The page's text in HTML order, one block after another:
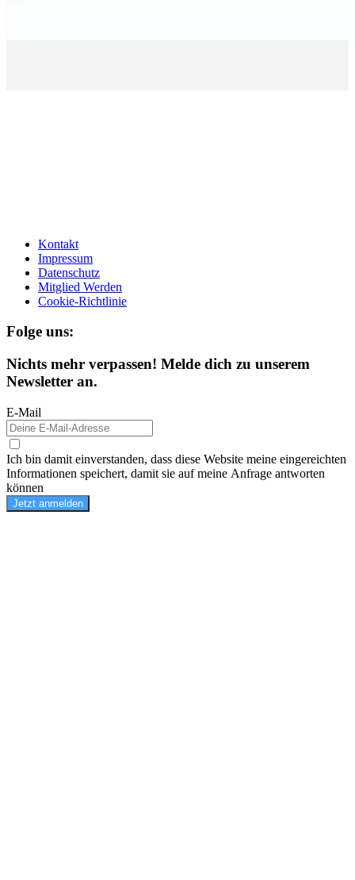
Kontakt
Impressum
Datenschutz
Mitglied Werden
Cookie-Richtlinie
Folge uns:
Nichts mehr verpassen! Melde dich zu unserem
Newsletter an.
E-Mail
Ich bin damit einverstanden, dass diese Website meine eingereichten
Informationen speichert, damit sie auf meine Anfrage antworten
können
Jetzt anmelden